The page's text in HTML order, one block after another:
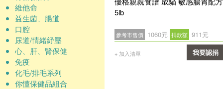
維他命
益生菌、腸道
口腔
尿道/情緒紓壓
心、肝、腎保健
免疫
化毛/排毛系列
你懂保健品組合
5lb
參考市售價 1060元 捐款額 911元
+ 加入清單 我要認捐